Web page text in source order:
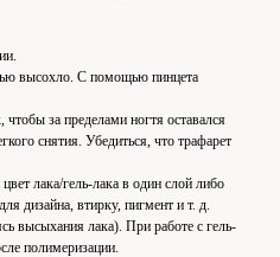
высохло. С помощью пинцета
чтобы за пределами ногтя оставался
снятия. Убедиться, что трафарет
лака/гель-лака в один слой либо
дизайна, втирку, пигмент и т. д.
высыхания лака). При работе с гель-
полимеризации.